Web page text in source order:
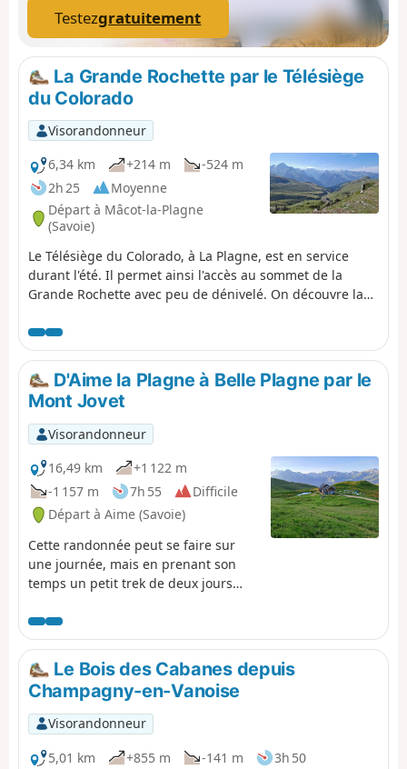
Testezgratuitement
La Grande Rochette par le Télésiège
du Colorado
Visorandonneur
6,34 km
+214 m
-524 m
2h 25
Moyenne
Départ à Mâcot-la-Plagne
(Savoie)
Le Télésiège du Colorado, à La Plagne, est en service
durant l'été. Il permet ainsi l'accès au sommet de la
Grande Rochette avec peu de dénivelé. On découvre la
D'Aime la Plagne à Belle Plagne par le
Mont Jovet
Visorandonneur
16,49 km
+1 122 m
-1 157 m
7h 55
Difficile
Départ à Aime (Savoie)
Cette randonnée peut se faire sur
une journée, mais en prenant son
temps un petit trek de deux jours
admirer des vues magnifiques sur les
montagnes et les vallées de la
Vanoise et de la Tarentaise ainsi que
sur le Mont Blanc. Le réaliser en deux
jours, nous donne le temps de se
reposer et de contempler ces
paysages à couper le souffle. Les
grimpettes sont relativement ardues
Le Bois des Cabanes depuis
Champagny-en-Vanoise
Visorandonneur
5,01 km
+855 m -141 m 3h 50